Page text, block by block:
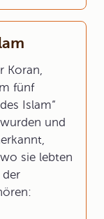
Koran,
fünf
Islam“
und
sie lebten
der